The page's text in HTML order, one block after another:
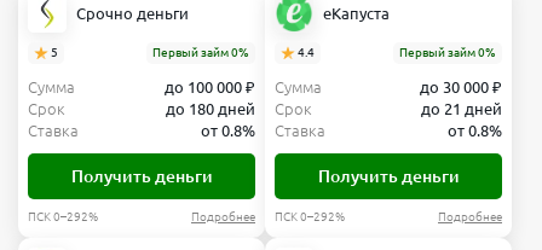
Срочно деньги
5 Первый займ 0%
Сумма
до 100 000 ₽
Срок
до 180 дней
Ставка
от 0.8%
Получить деньги
ПСК 0–292% Подробнее
еКапуста
4.4 Первый займ 0%
Сумма
до 30 000 ₽
Срок
до 21 дней
Ставка
от 0.8%
Получить деньги
ПСК 0–292% Подробнее